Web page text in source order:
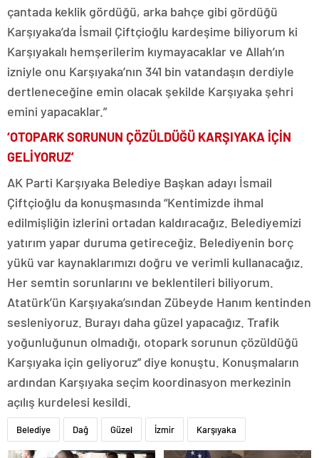
çantada keklik gördüğü, arka bahçe gibi gördüğü
Karşıyaka’da İsmail Çiftçioğlu kardeşime biliyorum ki
Karşıyakalı hemşerilerim kıymayacaklar ve Allah’ın
izniyle onu Karşıyaka’nın 341 bin vatandaşın derdiyle
dertleneceğine emin olacak şekilde Karşıyaka şehri
emini yapacaklar.”
‘OTOPARK SORUNUN ÇÖZÜLDÜĞÜ KARŞIYAKA İÇİN
GELİYORUZ’
AK Parti Karşıyaka Belediye Başkan adayı İsmail
Çiftçioğlu da konuşmasında “Kentimizde ihmal
edilmişliğin izlerini ortadan kaldıracağız. Belediyemizi
yatırım yapar duruma getireceğiz. Belediyenin borç
yükü var kaynaklarımızı doğru ve verimli kullanacağız.
Her semtin sorunlarını ve beklentileri biliyorum.
Atatürk’ün Karşıyaka’sından Zübeyde Hanım kentinden
sesleniyoruz. Burayı daha güzel yapacağız. Trafik
yoğunluğunun olmadığı, otopark sorunun çözüldüğü
Karşıyaka için geliyoruz” diye konuştu. Konuşmaların
ardından Karşıyaka seçim koordinasyon merkezinin
açılış kurdelesi kesildi.
Belediye Dağ Güzel İzmir Karşıyaka